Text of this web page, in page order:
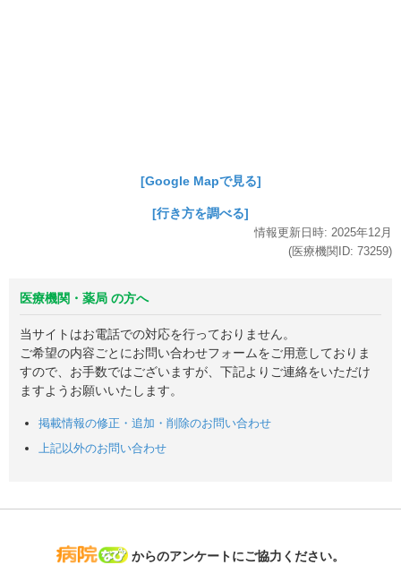
[Google Mapで見る]
[行き方を調べる]
情報更新日時: 2025年12月
(医療機関ID: 73259)
医療機関・薬局 の方へ
当サイトはお電話での対応を行っておりません。
ご希望の内容ごとにお問い合わせフォームをご用意しておりま
すので、お手数ではございますが、下記よりご連絡をいただけ
ますようお願いいたします。
掲載情報の修正・追加・削除のお問い合わせ
上記以外のお問い合わせ
病院なび
からのアンケートにご協力ください。